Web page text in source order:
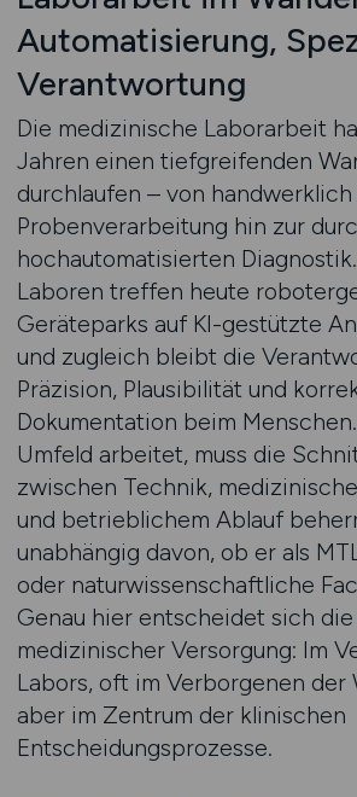
Automatisierung,
Verantwortung
Die medizinische Laborarbeit
Jahren einen tiefgreifenden
durchlaufen – von
Probenverarbeitung hin zur
hochautomatisierten
Laboren treffen heute
Geräteparks auf KI-gestützte
und zugleich bleibt die
Präzision, Plausibilität und
Dokumentation beim
Umfeld arbeitet, muss die
zwischen Technik,
und betrieblichem Ablauf
unabhängig davon, ob er als
oder naturwissenschaftliche
Genau hier entscheidet sich
medizinischer Versorgung: Im
Labors, oft im Verborgenen der
aber im Zentrum der klinischen
Entscheidungsprozesse.